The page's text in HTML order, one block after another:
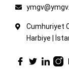
Cumhuriyet
Harbiye |